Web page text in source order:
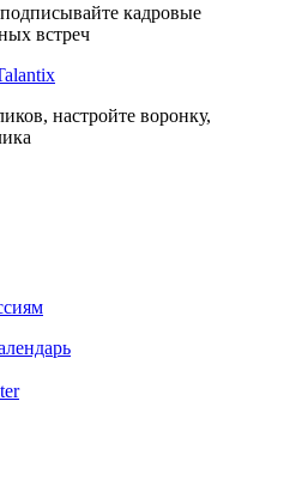
кадровые
встреч
настройте воронку,